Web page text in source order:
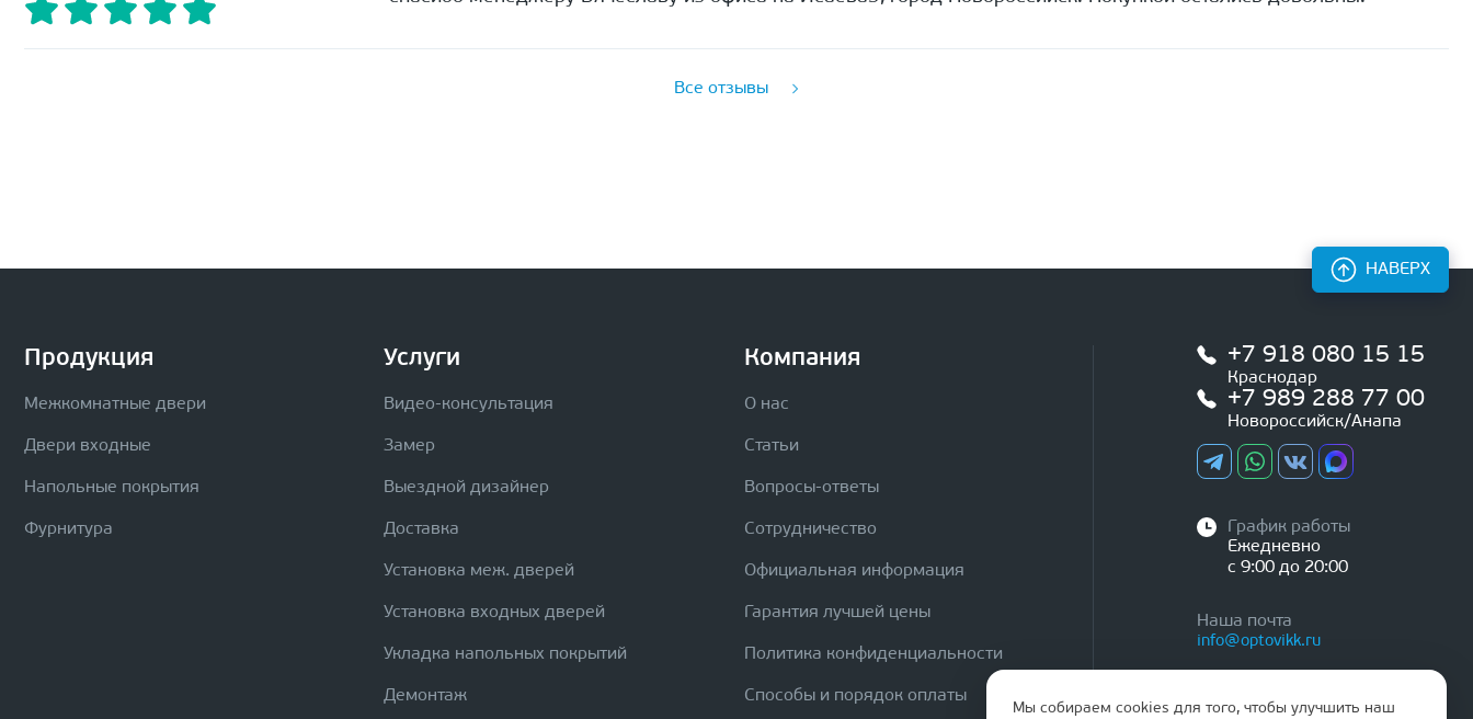
Все отзывы
Продукция
Межкомнатные двери
Двери входные
Напольные покрытия
Фурнитура
Услуги
Видео-консультация
Замер
Выездной дизайнер
Доставка
Установка меж. дверей
Установка входных дверей
Укладка напольных покрытий
Демонтаж
Компания
О нас
Статьи
Вопросы-ответы
Сотрудничество
Официальная информация
Гарантия лучшей цены
Политика конфиденциальности
Способы и порядок оплаты
+7 918 080 15 15
Краснодар
+7 989 288 77 00
Новороссийск/Анапа
График работы
Ежедневно
с 9:00 до 20:00
Наша почта
info@optovikk.ru
НАВЕРХ
Мы собираем cookies для того, чтобы улучшить наш